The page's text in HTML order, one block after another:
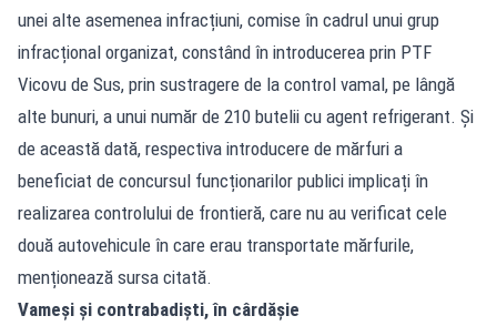
unei alte asemenea infracțiuni, comise în cadrul unui grup
infracțional organizat, constând în introducerea prin PTF
Vicovu de Sus, prin sustragere de la control vamal, pe lângă
alte bunuri, a unui număr de 210 butelii cu agent refrigerant. Și
de această dată, respectiva introducere de mărfuri a
beneficiat de concursul funcționarilor publici implicați în
realizarea controlului de frontieră, care nu au verificat cele
două autovehicule în care erau transportate mărfurile,
menționează sursa citată.
Vameși și contrabadiști, în cârdășie